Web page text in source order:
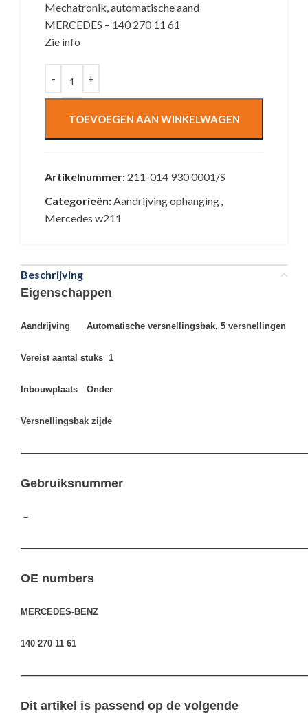
Mechatronik, automatische aand
MERCEDES – 140 270 11 61
Zie info
TOEVOEGEN AAN WINKELWAGEN
Artikelnummer: 211-014 930 0001/S
Categorieën:Aandrijving ophanging,
Mercedes w211
Beschrijving
Eigenschappen
Aandrijving Automatische versnellingsbak, 5 versnellingen
Vereist aantal stuks 1
Inbouwplaats Onder
Versnellingsbak zijde
Gebruiksnummer
–
OE numbers
MERCEDES-BENZ
140 270 11 61
Dit artikel is passend op de volgende